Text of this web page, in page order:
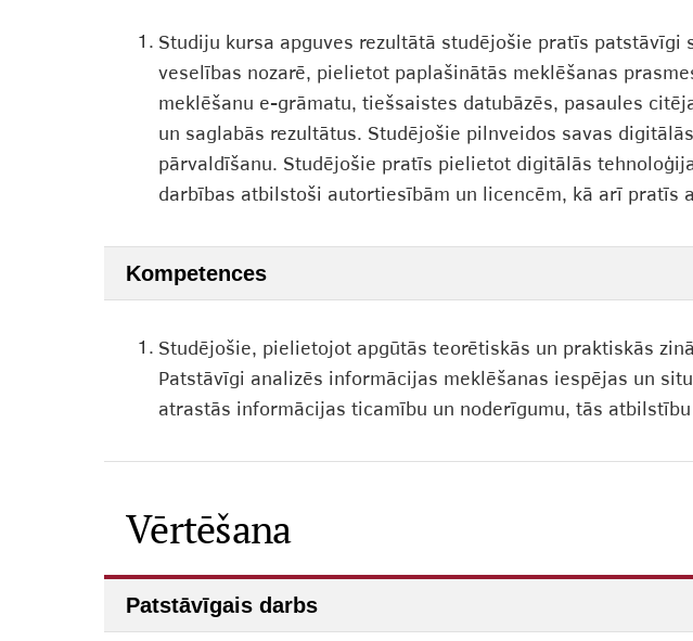
1. Studiju kursa apguves rezultātā studējošie pratīs
veselības nozarē, pielietot paplašinātās meklēšanas
meklēšanu e-grāmatu, tiešsaistes datubāzēs, pasaules
un saglabās rezultātus. Studējošie pilnveidos savas
pārvaldīšanu. Studējošie pratīs pielietot digitālās
darbības atbilstoši autortiesībām un licencēm, kā arī pratīs
Kompetences
1. Studējošie, pielietojot apgūtās teorētiskās un praktiskās
Patstāvīgi analizēs informācijas meklēšanas iespējas un
atrastās informācijas ticamību un noderīgumu, tās
Vērtēšana
Patstāvīgais darbs